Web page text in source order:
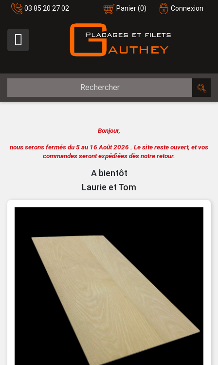
03 85 20 27 02 Connexion
Panier(0)

Bonjour,
nous serons fermés du 5 au 16 Août 2026 . Le site reste ouvert, et vos
commandes seront expédiées dès notre retour.
A bientôt
Laurie et Tom